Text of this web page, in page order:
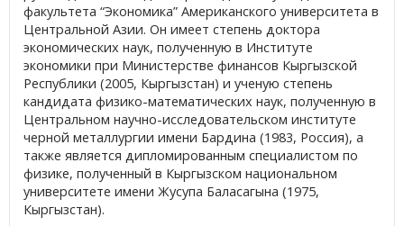
факультета “Экономика” Американского университета в
Центральной Азии. Он имеет степень доктора
экономических наук, полученную в Институте
экономики при Министерстве финансов Кыргызской
Республики (2005, Кыргызстан) и ученую степень
кандидата физико-математических наук, полученную в
Центральном научно-исследовательском институте
черной металлургии имени Бардина (1983, Россия), а
также является дипломированным специалистом по
физике, полученный в Кыргызском национальном
университете имени Жусупа Баласагына (1975,
Кыргызстан).